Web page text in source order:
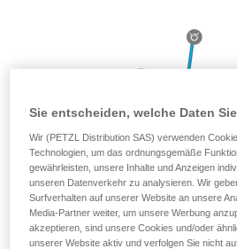
Sie entscheiden, welche Daten
Wir (PETZL Distribution SAS) verwenden
Technologien, um das ordnungsgemäße
gewährleisten, unsere Inhalte und Anzeigen
unseren Datenverkehr zu analysieren. Wir
Surfverhalten auf unserer Website an unsere
Media-Partner weiter, um unsere Werbung
akzeptieren, sind unsere Cookies und/oder
unserer Website aktiv und verfolgen Sie nicht